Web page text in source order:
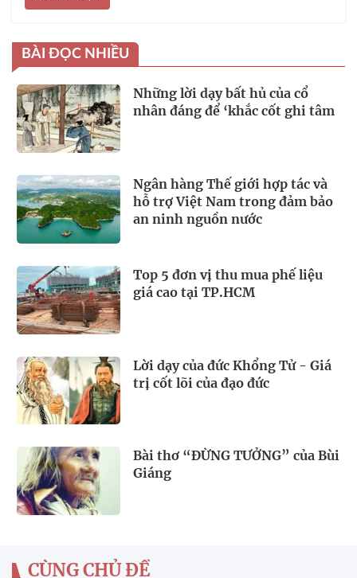
BÀI ĐỌC NHIỀU
Những lời dạy bất hủ của cổ
nhân đáng để ‘khắc cốt ghi tâm
Ngân hàng Thế giới hợp tác và
hỗ trợ Việt Nam trong đảm bảo
an ninh nguồn nước
Top 5 đơn vị thu mua phế liệu
giá cao tại TP.HCM
Lời dạy của đức Khổng Tử - Giá
trị cốt lõi của đạo đức
Bài thơ “ĐỪNG TƯỞNG” của Bùi
Giáng
CÙNG CHỦ ĐỀ